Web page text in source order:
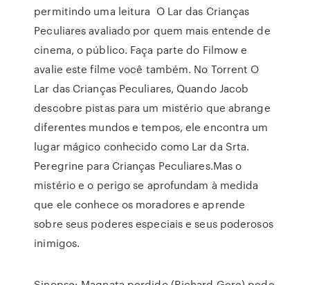
permitindo uma leitura O Lar das Crianças
Peculiares avaliado por quem mais entende de
cinema, o público. Faça parte do Filmow e
avalie este filme você também. No Torrent O
Lar das Crianças Peculiares, Quando Jacob
descobre pistas para um mistério que abrange
diferentes mundos e tempos, ele encontra um
lugar mágico conhecido como Lar da Srta.
Peregrine para Crianças Peculiares.Mas o
mistério e o perigo se aprofundam à medida
que ele conhece os moradores e aprende
sobre seus poderes especiais e seus poderosos
inimigos.